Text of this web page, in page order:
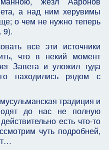
а над ним херувимы
о чем не нужно теперь
9).
все эти источники
что в некий момент
Завета и уложил туда
находились рядом с
традиция и
до нас не полную
есть что-то
чуть подробней,